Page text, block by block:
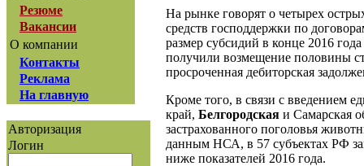
Резюме
Вакансии
О компании
Контакты
Реклама
На главную
Авторизация
Логин
На рынке говорят о четырех
средств господдержки по
размер субсидий в конце 2016
получили возмещение половины
просроченная дебиторская
Кроме того, в связи с введением
край, Белгородская и Самарская
застрахованного поголовья
данным НСА, в 57 субъектах РФ
ниже показателей 2016 года.